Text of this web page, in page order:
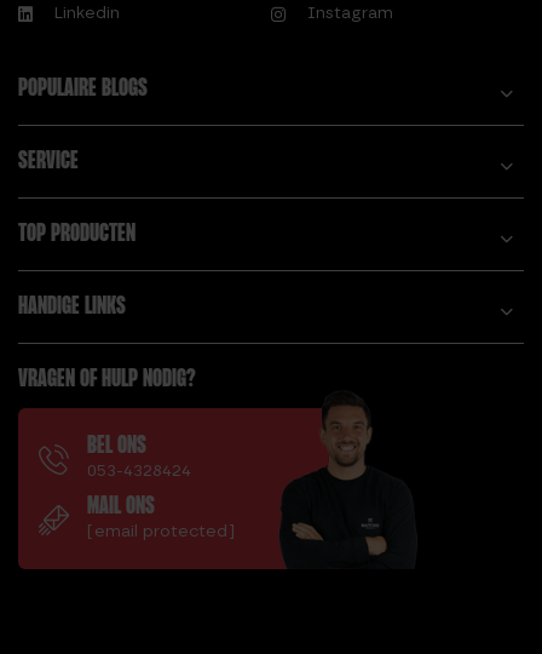
Linkedin Instagram
POPULAIRE BLOGS
SERVICE
TOP PRODUCTEN
HANDIGE LINKS
VRAGEN OF HULP NODIG?
BEL ONS
053-4328424
MAIL ONS
[email protected]